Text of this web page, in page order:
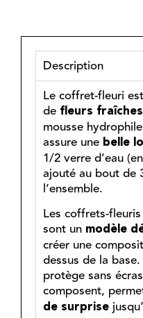
Description
Le coffret-fleuri
de fleurs fraîches
mousse
assure une belle
1/2 verre d’eau
ajouté au bout de
l’ensemble.
Les coffrets-
sont un modèle
créer une
dessus de la
protège sans
composent,
de surprise